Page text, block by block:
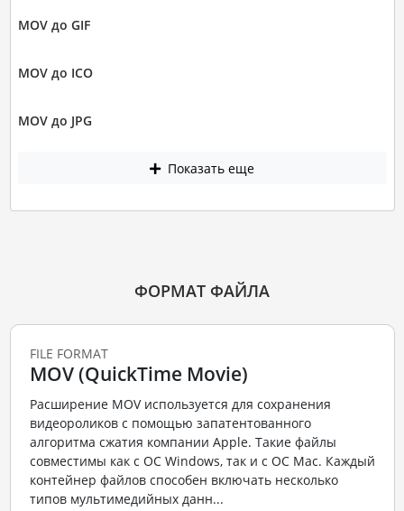
MOV до GIF
MOV до ICO
MOV до JPG
Показать еще
ФОРМАТ ФАЙЛА
FILE FORMAT
MOV (QuickTime Movie)
Расширение MOV используется для сохранения
видеороликов с помощью запатентованного
алгоритма сжатия компании Apple. Такие файлы
совместимы как с ОС Windows, так и с ОС Mac. Каждый
контейнер файлов способен включать несколько
типов мультимедийных данн...